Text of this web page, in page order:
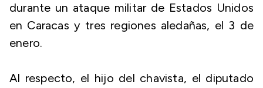
durante un ataque militar de Estados Unidos
en Caracas y tres regiones aledañas, el 3 de
enero.
Al respecto, el hijo del chavista, el diputado